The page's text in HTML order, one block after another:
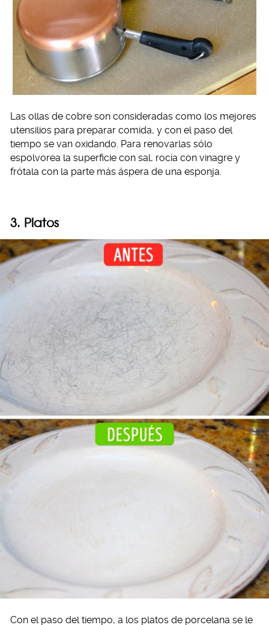
Las ollas de cobre son consideradas como los mejores
utensilios para preparar comida, y con el paso del
tiempo se van oxidando. Para renovarlas sólo
espolvorea la superficie con sal, rocía con vinagre y
frótala con la parte más áspera de una esponja.
3. Platos
Con el paso del tiempo, a los platos de porcelana se le